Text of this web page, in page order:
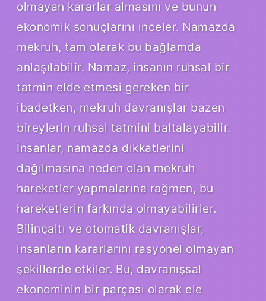
olmayan kararlar almasını ve bunun
ekonomik sonuçlarını inceler. Namazda
mekruh, tam olarak bu bağlamda
anlaşılabilir. Namaz, insanın ruhsal bir
tatmin elde etmesi gereken bir
ibadetken, mekruh davranışlar bazen
bireylerin ruhsal tatmini baltalayabilir.
İnsanlar, namazda dikkatlerini
dağılmasına neden olan mekruh
hareketler yapmalarına rağmen, bu
hareketlerin farkında olmayabilirler.
Bilinçaltı ve otomatik davranışlar,
insanların kararlarını rasyonel olmayan
şekillerde etkiler. Bu, davranışsal
ekonominin bir parçası olarak ele